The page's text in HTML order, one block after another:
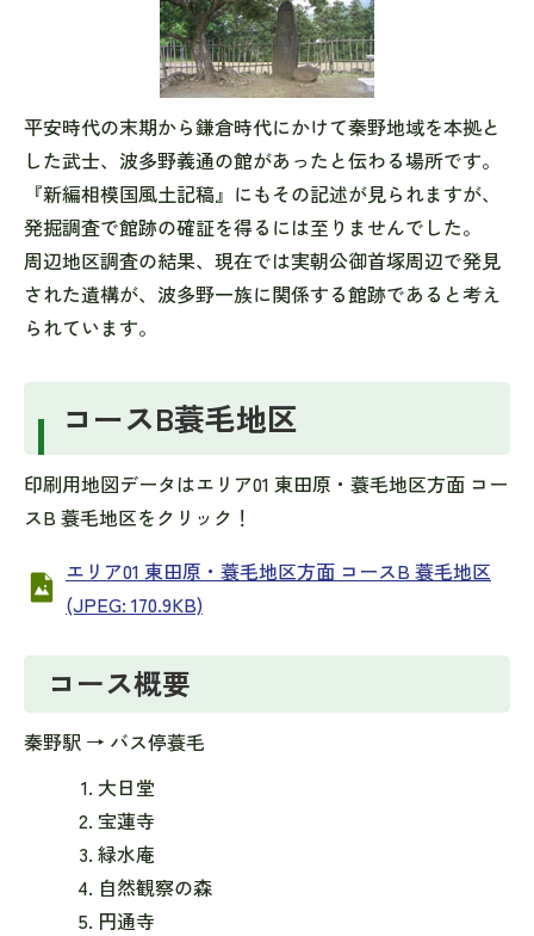
平安時代の末期から鎌倉時代にかけて秦野地域を本拠と
した武士、波多野義通の館があったと伝わる場所です。
『新編相模国風土記稿』にもその記述が見られますが、
発掘調査で館跡の確証を得るには至りませんでした。
周辺地区調査の結果、現在では実朝公御首塚周辺で発見
された遺構が、波多野一族に関係する館跡であると考え
られています。
コースB蓑毛地区
印刷用地図データはエリア01 東田原・蓑毛地区方面 コー
スB 蓑毛地区をクリック！
エリア01 東田原・蓑毛地区方面 コースB 蓑毛地区
(JPEG: 170.9KB)
コース概要
秦野駅 → バス停蓑毛
大日堂
宝蓮寺
緑水庵
自然観察の森
円通寺